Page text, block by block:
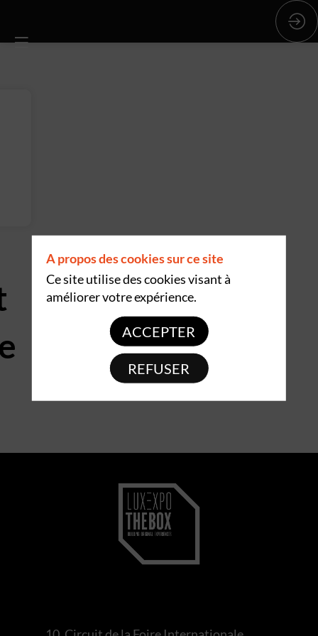
A propos des cookies sur ce site
Ce site utilise des cookies visant à
améliorer votre expérience.
ACCEPTER
REFUSER